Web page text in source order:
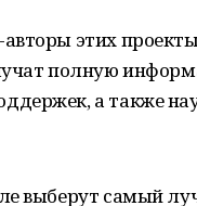
этих
полную
а также
выберут самый